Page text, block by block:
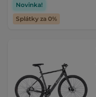
Novinka!
Splátky za 0%